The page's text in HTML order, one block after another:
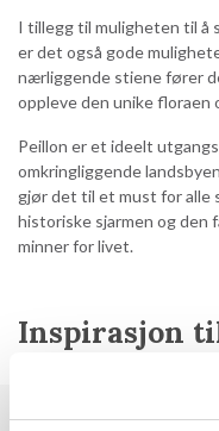
I tillegg til muligheten til å
er det også gode
nærliggende stiene fører
oppleve den unike floraen
Peillon er et ideelt
omkringliggende
gjør det til et must for alle
historiske sjarmen og den
minner for livet.
Inspirasjon